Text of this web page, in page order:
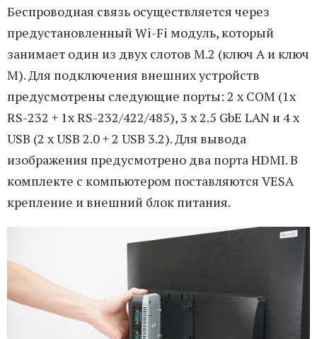
Беспроводная связь осуществляется через
предустановленный Wi-Fi модуль, который
занимает один из двух слотов M.2 (ключ А и ключ
М). Для подключения внешних устройств
предусмотрены следующие порты: 2 x COM (1x
RS-232 + 1x RS-232/422/485), 3 x 2.5 GbE LAN и 4 x
USB (2 x USB 2.0 + 2 USB 3.2). Для вывода
изображения предусмотрено два порта HDMI. В
комплекте с компьютером поставляются VESA
крепление и внешний блок питания.